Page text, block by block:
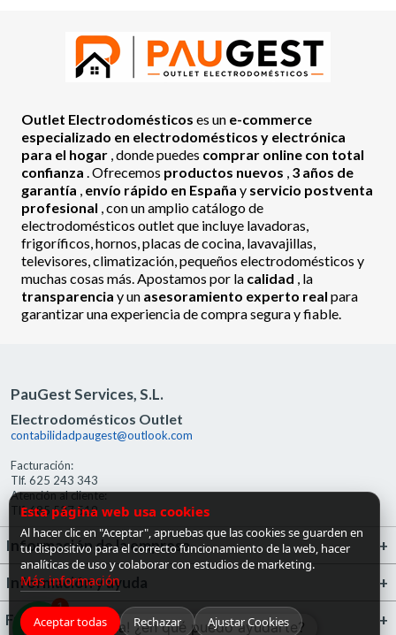
Outlet Electrodomésticos es un e-commerce
especializado en electrodomésticos y electrónica
para el hogar , donde puedes comprar online con total
confianza . Ofrecemos productos nuevos , 3 años de
garantía , envío rápido en España y servicio postventa
profesional , con un amplio catálogo de
electrodomésticos outlet que incluye lavadoras,
frigoríficos, hornos, placas de cocina, lavavajillas,
televisores, climatización, pequeños electrodomésticos y
muchas cosas más. Apostamos por la calidad , la
transparencia y un asesoramiento experto real para
garantizar una experiencia de compra segura y fiable.
PauGest Services, S.L.
Electrodomésticos Outlet
contabilidadpaugest@outlook.com
Facturación:
Tlf. 625 243 343
Atención al cliente:
Tlf. 685 527 519
Información de la empresa
Información y ayuda
FrigoGas · Centro de Ayuda
1
¡Hola! ¿en qué puedo ayudarte?
Esta página web usa cookies
Al hacer clic en "Aceptar", apruebas que las cookies se guarden en
tu dispositivo para el correcto funcionamiento de la web, hacer
analíticas de uso y colaborar con estudios de marketing.
Más información
Aceptar todas Rechazar Ajustar Cookies